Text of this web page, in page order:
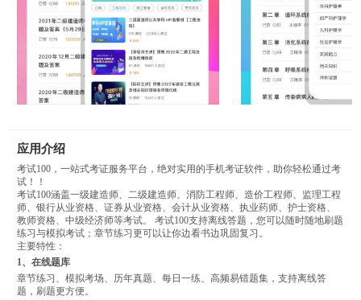
应用介绍
考试100，一站式考证服务平台，绝对实用的手机考证软件，助你轻松通过考
试！！
考试100涵盖一级建造师、二级建造师、消防工程师、造价工程师、监理工程
师、银行从业资格、证券从业资格、会计从业资格、执业药师、护士资格、
教师资格、中级经济师等考试。 考试100支持离线答题，您可以随时随地刷题
练习与模拟考试；章节练习更可以让你边看书边巩固复习。
主要特性：
1、在线题库
章节练习、模拟考场、历年真题、每日一练、高频易错题集，支持离线答
题，刷题更方便。